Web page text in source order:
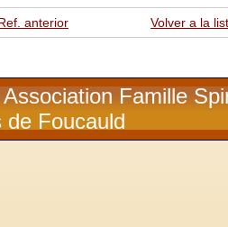
anterior Volver a la
Famille
de Foucauld